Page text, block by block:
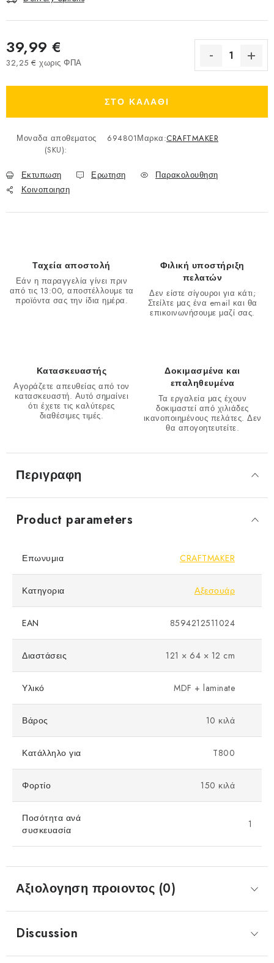
39,99 €
32,25 € χωρις ΦΠΑ
ΣΤΟ ΚΑΛΑΘΙ
Μοναδα αποθεματος
(SKU):
694801Μαρκα:CRAFTMAKER
Εκτυπωση Ερωτηση
Παρακολουθηση
Κοινοποιηση
Ταχεία αποστολή
Εάν η παραγγελία γίνει πριν
από τις 13:00, αποστέλλουμε τα
προϊόντα σας την ίδια ημέρα.
Φιλική υποστήριξη
πελατών
Δεν είστε σίγουροι για κάτι;
Στείλτε μας ένα email και θα
επικοινωνήσουμε μαζί σας.
Κατασκευαστής
Αγοράζετε απευθείας από τον
κατασκευαστή. Αυτό σημαίνει
ότι έχετε τις καλύτερες
διαθέσιμες τιμές.
Δοκιμασμένα και
επαληθευμένα
Τα εργαλεία μας έχουν
δοκιμαστεί από χιλιάδες
ικανοποιημένους πελάτες. Δεν
θα απογοητευτείτε.
Περιγραφη
Product parameters
Επωνυμια CRAFTMAKER
Κατηγορια Αξεσουάρ
EAN 8594212511024
Διαστάσεις 121 × 64 × 12 cm
Υλικό MDF + laminate
Βάρος 10 κιλά
Κατάλληλο για T800
Φορτίο 150 κιλά
Ποσότητα ανά
συσκευασία
1
Αξιολογηση προιοντος (0)
Discussion